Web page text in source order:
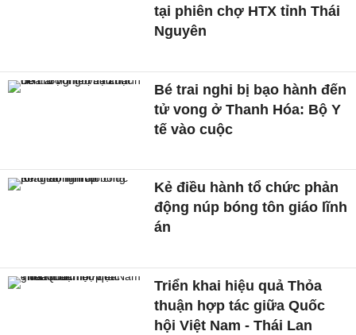
tại phiên chợ HTX tỉnh Thái
Nguyên
Bé trai nghi bị bạo hành đến
tử vong ở Thanh Hóa: Bộ Y
tế vào cuộc
Kẻ điều hành tổ chức phản
động núp bóng tôn giáo lĩnh
án
Triển khai hiệu quả Thỏa
thuận hợp tác giữa Quốc
hội Việt Nam - Thái Lan